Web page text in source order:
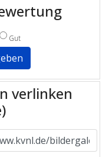
Gut
verlinken